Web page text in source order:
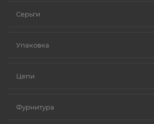
Серьги
Упаковка
Цепи
Фурнитура